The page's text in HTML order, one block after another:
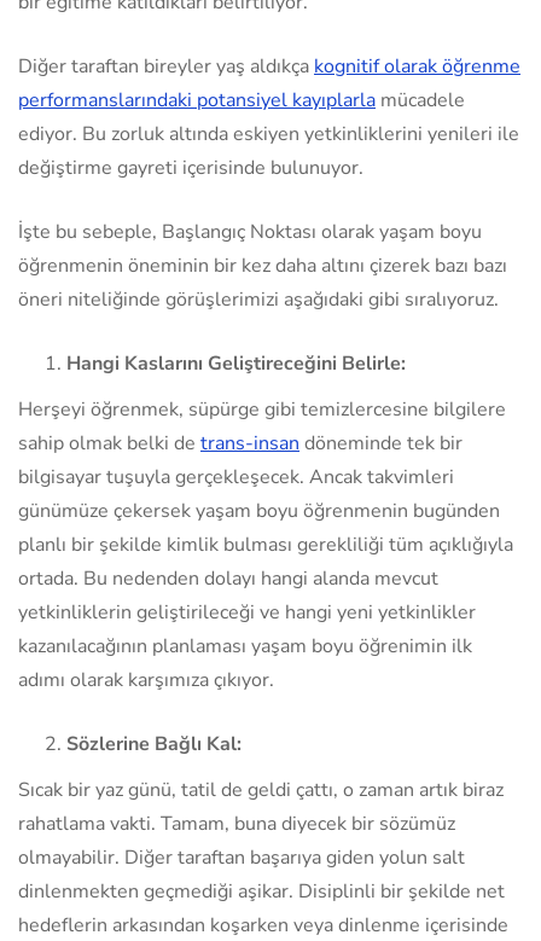
Diğer taraftan bireyler yaş aldıkça kognitif olarak öğrenme
performanslarındaki potansiyel kayıplarla mücadele
ediyor. Bu zorluk altında eskiyen yetkinliklerini yenileri ile
değiştirme gayreti içerisinde bulunuyor.
İşte bu sebeple, Başlangıç Noktası olarak yaşam boyu
öğrenmenin öneminin bir kez daha altını çizerek bazı bazı
öneri niteliğinde görüşlerimizi aşağıdaki gibi sıralıyoruz.
Hangi Kaslarını Geliştireceğini Belirle:
Herşeyi öğrenmek, süpürge gibi temizlercesine bilgilere
sahip olmak belki de trans-insan döneminde tek bir
bilgisayar tuşuyla gerçekleşecek. Ancak takvimleri
günümüze çekersek yaşam boyu öğrenmenin bugünden
planlı bir şekilde kimlik bulması gerekliliği tüm açıklığıyla
ortada. Bu nedenden dolayı hangi alanda mevcut
yetkinliklerin geliştirileceği ve hangi yeni yetkinlikler
kazanılacağının planlaması yaşam boyu öğrenimin ilk
adımı olarak karşımıza çıkıyor.
Sözlerine Bağlı Kal:
Sıcak bir yaz günü, tatil de geldi çattı, o zaman artık biraz
rahatlama vakti. Tamam, buna diyecek bir sözümüz
olmayabilir. Diğer taraftan başarıya giden yolun salt
dinlenmekten geçmediği aşikar. Disiplinli bir şekilde net
hedeflerin arkasından koşarken veya dinlenme içerisinde